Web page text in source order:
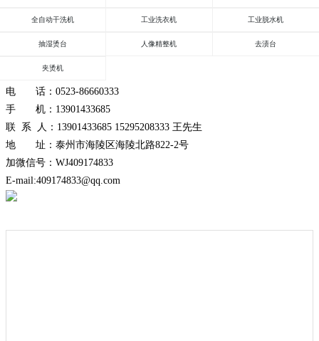
全自动干洗机 工业洗衣机 工业脱水机
抽湿烫台 人像精整机 去渍台
夹烫机
电 话：0523-86660333
手 机：13901433685
联 系 人：13901433685 15295208333 王先生
地 址：泰州市海陵区海陵北路822-2号
加微信号：WJ409174833
E-mail:409174833@qq.com